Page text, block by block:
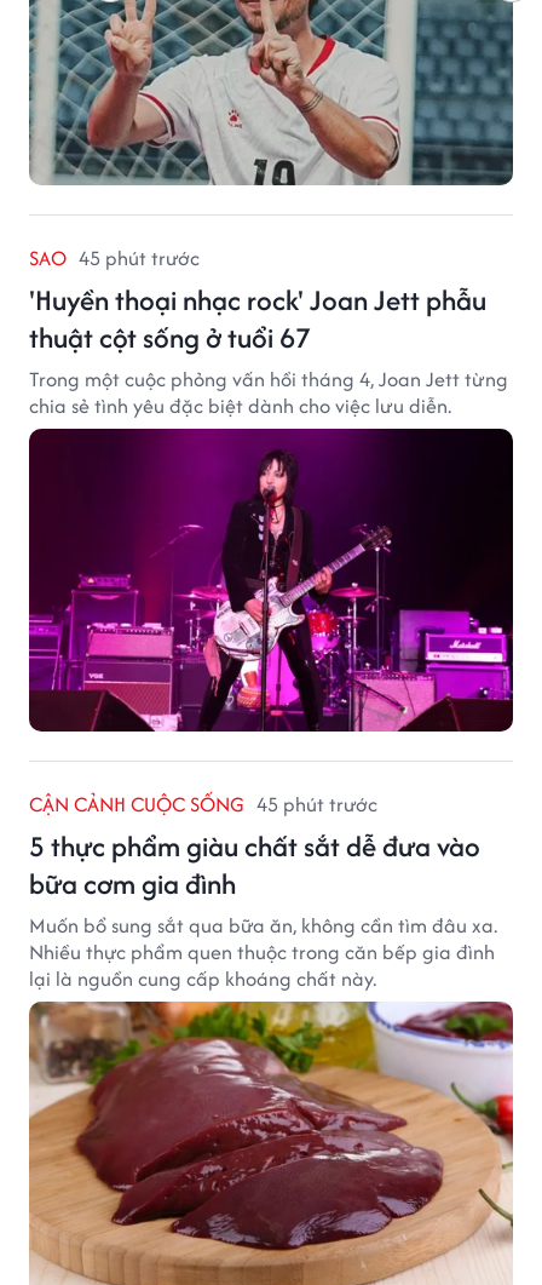
SAO 45 phút trước
'Huyền thoại nhạc rock' Joan Jett phẫu
thuật cột sống ở tuổi 67
Trong một cuộc phỏng vấn hồi tháng 4, Joan Jett từng
chia sẻ tình yêu đặc biệt dành cho việc lưu diễn.
CẬN CẢNH CUỘC SỐNG 45 phút trước
5 thực phẩm giàu chất sắt dễ đưa vào
bữa cơm gia đình
Muốn bổ sung sắt qua bữa ăn, không cần tìm đâu xa.
Nhiều thực phẩm quen thuộc trong căn bếp gia đình
lại là nguồn cung cấp khoáng chất này.